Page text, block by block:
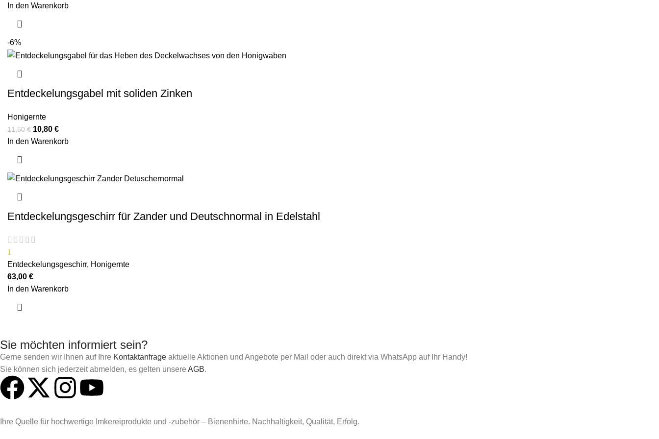
In den Warenkorb
-6%
Entdeckelungsgabel mit soliden Zinken
Honigernte
11,50€ 10,80 €
In den Warenkorb
Entdeckelungsgeschirr für Zander und Deutschnormal in Edelstahl
1
Entdeckelungsgeschirr, Honigernte
63,00 €
In den Warenkorb
Sie möchten informiert sein?
Gerne senden wir Ihnen auf Ihre Kontaktanfrage aktuelle Aktionen und Angebote per Mail oder auch direkt via WhatsApp auf Ihr Handy!
Sie können sich jederzeit abmelden, es gelten unsereAGB.
Ihre Quelle für hochwertige Imkereiprodukte und -zubehör – Bienenhirte. Nachhaltigkeit, Qualität, Erfolg.